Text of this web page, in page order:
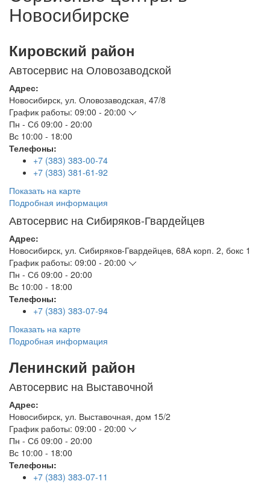
Новосибирске
Кировский район
Автосервис на Оловозаводской
Адрес:
Новосибирск, ул. Оловозаводская, 47/8
График работы: 09:00 - 20:00
Пн - Сб 09:00 - 20:00
Вс 10:00 - 18:00
Телефоны:
+7 (383) 383-00-74
+7 (383) 381-61-92
Показать на карте
Подробная информация
Автосервис на Сибиряков-Гвардейцев
Адрес:
Новосибирск, ул. Сибиряков-Гвардейцев, 68А корп. 2, бокс 1
График работы: 09:00 - 20:00
Пн - Сб 09:00 - 20:00
Вс 10:00 - 18:00
Телефоны:
+7 (383) 383-07-94
Показать на карте
Подробная информация
Ленинский район
Автосервис на Выставочной
Адрес:
Новосибирск, ул. Выставочная, дом 15/2
График работы: 09:00 - 20:00
Пн - Сб 09:00 - 20:00
Вс 10:00 - 18:00
Телефоны:
+7 (383) 383-07-11